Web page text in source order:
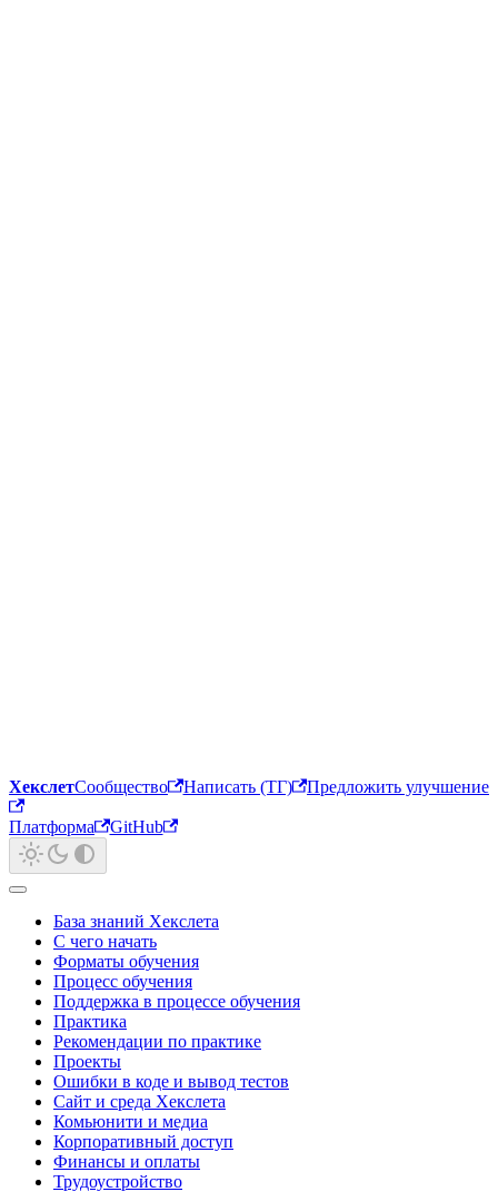
ХекслетСообщество Написать (ТГ) Предложить улучшение
Платформа GitHub
База знаний Хекслета
С чего начать
Форматы обучения
Процесс обучения
Поддержка в процессе обучения
Практика
Рекомендации по практике
Проекты
Ошибки в коде и вывод тестов
Сайт и среда Хекслета
Комьюнити и медиа
Корпоративный доступ
Финансы и оплаты
Трудоустройство